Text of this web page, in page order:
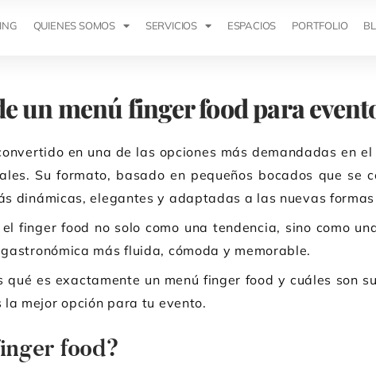
QUIENES SOMOS SERVICIOS ESPACIOS PORTFOLIO
un menú finger food para
en una de las opciones más demandadas en
Su formato, basado en pequeños bocados que se
dinámicas, elegantes y adaptadas a las nuevas
finger food no solo como una tendencia, sino como
más fluida, cómoda y memorable.
qué es exactamente un menú finger food y cuáles son
mejor opción para tu evento.
food?